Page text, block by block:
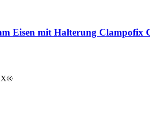
Eisen mit Halterung Clampofix